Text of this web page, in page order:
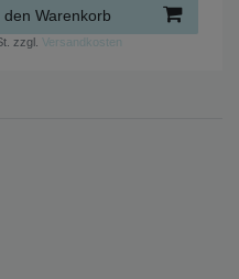
den Warenkorb
zzgl. Versandkosten